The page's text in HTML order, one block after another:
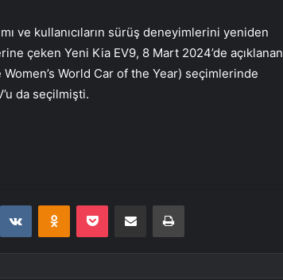
ve kullanıcıların sürüş deneyimlerini yeniden
çeken Yeni Kia EV9, 8 Mart 2024’de açıklanan
Women’s World Car of the Year) seçimlerinde
da seçilmişti.
VKontakteOdnoklassniki
Pocket E-Posta ile paylaş Yazdır